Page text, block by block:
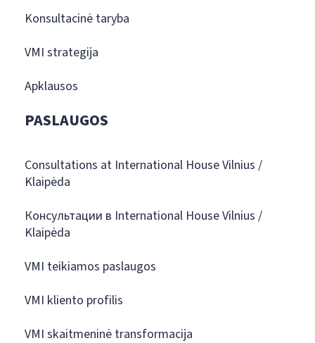
Konsultacinė taryba
VMI strategija
Apklausos
PASLAUGOS
Consultations at International House Vilnius /
Klaipėda
Консультации в International House Vilnius /
Klaipėda
VMI teikiamos paslaugos
VMI kliento profilis
VMI skaitmeninė transformacija